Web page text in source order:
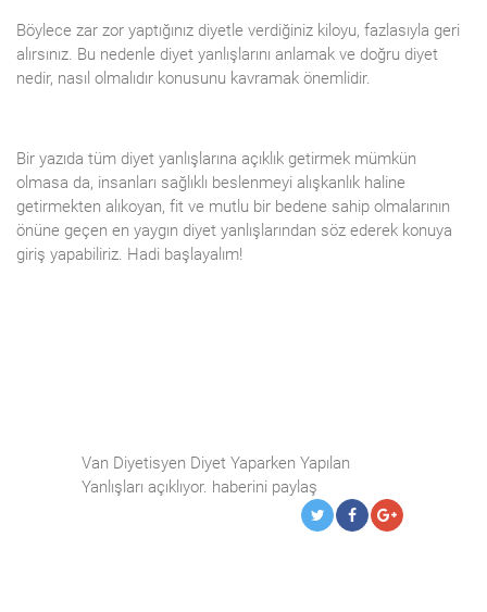
Böylece zar zor yaptığınız diyetle verdiğiniz kiloyu, fazlasıyla geri
alırsınız. Bu nedenle diyet yanlışlarını anlamak ve doğru diyet
nedir, nasıl olmalıdır konusunu kavramak önemlidir.
Bir yazıda tüm diyet yanlışlarına açıklık getirmek mümkün
olmasa da, insanları sağlıklı beslenmeyi alışkanlık haline
getirmekten alıkoyan, fit ve mutlu bir bedene sahip olmalarının
önüne geçen en yaygın diyet yanlışlarından söz ederek konuya
giriş yapabiliriz. Hadi başlayalım!
Van Diyetisyen Diyet Yaparken Yapılan
Yanlışları açıklıyor. haberini paylaş